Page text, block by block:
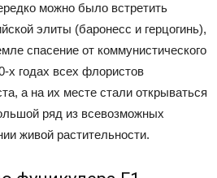
можно было встретить
элиты (баронесс и герцогинь),
спасение от коммунистического
х годах всех флористов
а на их месте стали открываться
ряд из всевозможных
живой растительности.